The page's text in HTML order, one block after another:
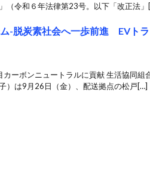
（令和６年法律第23号。以下「改正法
-脱炭素社会へ一歩前進 EVト
カーボンニュートラルに貢献 生活協同
）は9月26日（金）、配送拠点の松戸[…]